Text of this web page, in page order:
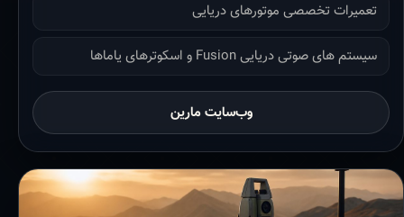
تعمیرات تخصصی موتورهای دریایی
سیستم های صوتی دریایی Fusion و اسکوترهای یاماها
وب‌سایت مارین